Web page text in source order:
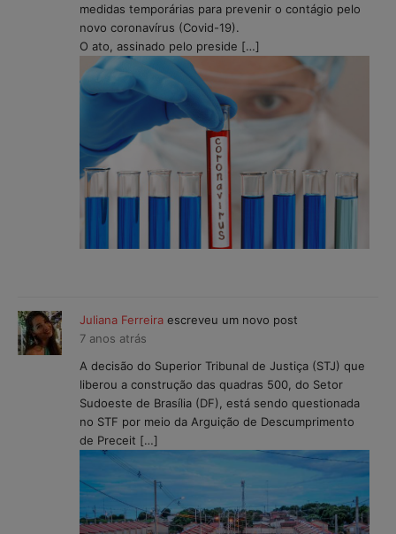
medidas temporárias para prevenir o contágio pelo
novo coronavírus (Covid-19).
O ato, assinado pelo preside […]
Juliana Ferreira escreveu um novo post
7 anos atrás
A decisão do Superior Tribunal de Justiça (STJ) que
liberou a construção das quadras 500, do Setor
Sudoeste de Brasília (DF), está sendo questionada
no STF por meio da Arguição de Descumprimento
de Preceit […]